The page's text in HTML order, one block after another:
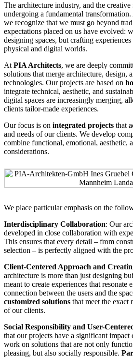
The architecture industry, and the creative
undergoing a fundamental
we recognize that we must go beyond
expectations placed on us have evolved:
designing spaces, but crafting
physical and digital worlds.
At PIA Architects, we are deeply
solutions that merge architecture, design,
technologies. Our projects are based on
integrate technical, aesthetic, and
digital spaces are increasingly merging,
clients tailor-made experiences.
Our focus is on integrated projects that
and needs of our clients. We develop
combine functional, emotional, aesthetic,
considerations.
We place particular emphasis on the
Interdisciplinary Collaboration: Our
developed in close collaboration with
This ensures that every detail – from
selection – is perfectly aligned with the
Client-Centered Approach and
architecture is more than just designing
meant to create experiences that resonate
connection between the users and the
customized solutions that meet the exact
of our clients.
Social Responsibility and User-
that our projects have a significant impact
work on solutions that are not only
pleasing, but also socially responsible.